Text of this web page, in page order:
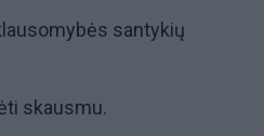
santykių
skausmu.